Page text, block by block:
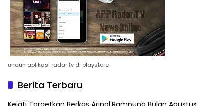
unduh aplikasi radar tv di playstore
Berita Terbaru
Kejati Targetkan Berkas Arinal Rampung Bulan Agustus